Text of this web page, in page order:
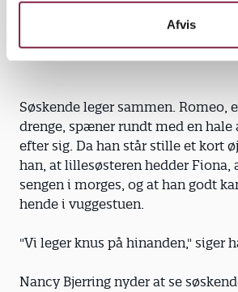
Afvis
Søskende leger sammen. Romeo,
drenge, spæner rundt med en hale
efter sig. Da han står stille et kort
han, at lillesøsteren hedder Fiona,
sengen i morges, og at han godt
hende i vuggestuen.
"Vi leger knus på hinanden," siger
Nancy Bjerring nyder at se